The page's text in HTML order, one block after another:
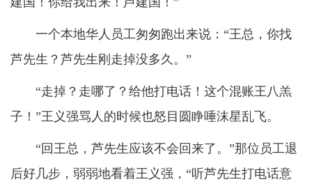
一个本地华人员工匆匆跑出来说：“王总，你找
芦先生？芦先生刚走掉没多久。”
“走掉？走哪了？给他打电话！这个混账王八羔
子！”王义强骂人的时候也怒目圆睁唾沫星乱飞。
“回王总，芦先生应该不会回来了。”那位员工退
后好几步，弱弱地看着王义强，“听芦先生打电话意